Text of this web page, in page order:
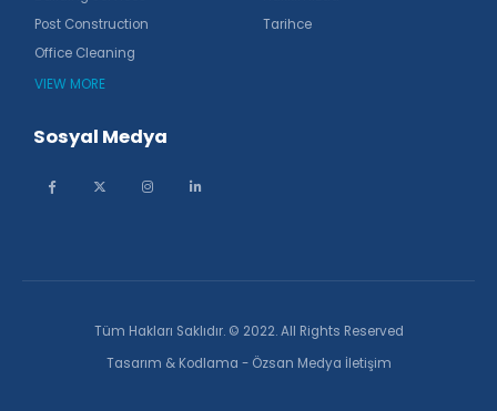
Post Construction
Office Cleaning
VIEW MORE
Tarihce
Sosyal Medya
Tüm Hakları Saklıdır. © 2022. All Rights Reserved
Tasarım & Kodlama - Özsan Medya İletişim